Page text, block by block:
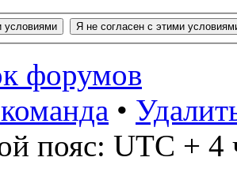
форумов
•
пояс: UTC + 4